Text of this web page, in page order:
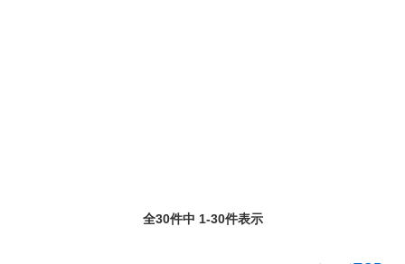
全30件中 1-30件表示